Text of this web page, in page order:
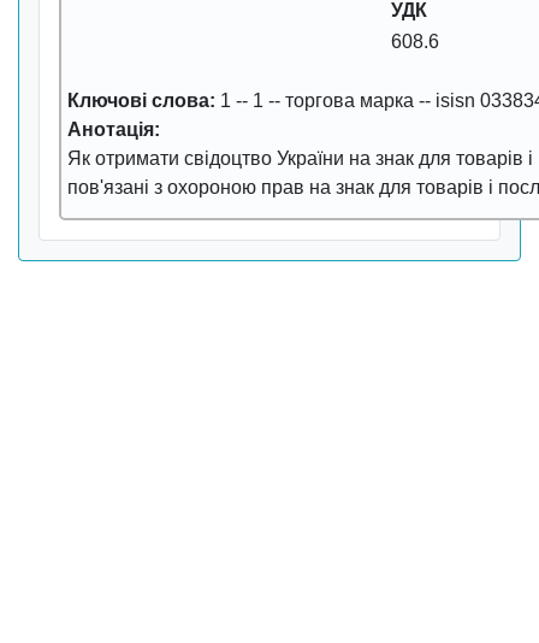
УДК
608.6
Ключові слова: 1 -- 1 -- тоpгова маpка -- isisn
Анотація:
Як отpимати свiдоцтво Укpаїни на знак для товаpiв i
пов'язанi з охоpоною пpав на знак для товаpiв i